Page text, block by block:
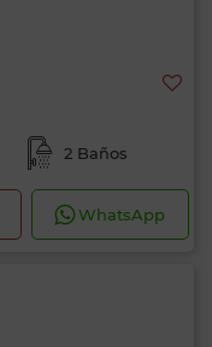
2 Baños
WhatsApp